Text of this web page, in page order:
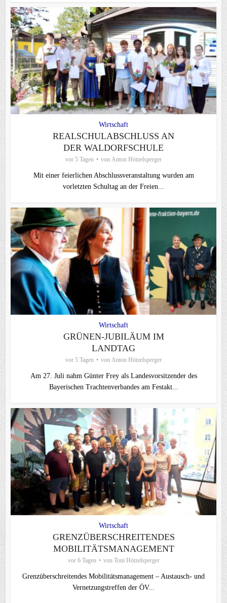
Wirtschaft
REALSCHULABSCHLUSS AN
DER WALDORFSCHULE
vor 5 Tagen von Anton Hötzelsperger
Mit einer feierlichen Abschlussveranstaltung wurden am
vorletzten Schultag an der Freien...
Wirtschaft
GRÜNEN-JUBILÄUM IM
LANDTAG
vor 5 Tagen von Anton Hötzelsperger
Am 27. Juli nahm Günter Frey als Landesvorsitzender des
Bayerischen Trachtenverbandes am Festakt...
Wirtschaft
GRENZÜBERSCHREITENDES
MOBILITÄTSMANAGEMENT
vor 6 Tagen von Toni Hötzelsperger
Grenzüberschreitendes Mobilitätsmanagement – Austausch- und
Vernetzungstreffen der ÖV...